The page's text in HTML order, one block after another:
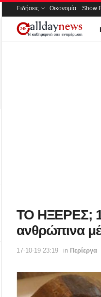
Ειδήσεις Οικονομία Show
ΤΟ ΗΞΕΡΕΣ;
ανθρώπινα
17-10-19 23:19 in Περίεργα